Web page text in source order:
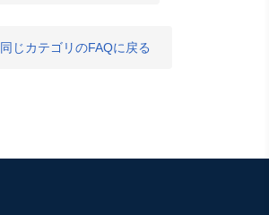
同じカテゴリのFAQに戻る